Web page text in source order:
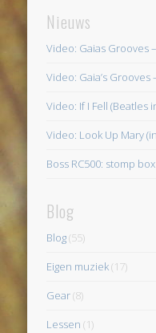
Nieuws
Video: Gaias Grooves
Video: Gaia’s Grooves
Video: If I Fell (Beatles
Video: Look Up Mary
Boss RC500: stomp
Blog
Blog(55)
Eigen muziek(17)
Gear(8)
Lessen (1)